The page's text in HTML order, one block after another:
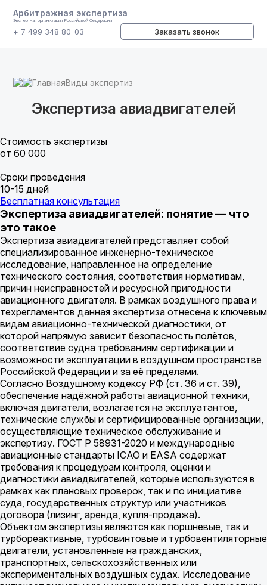
Арбитражная экспертиза
Экспертная организация Российской Федерации
+ 7 499 348 80-03 Заказать звонок
ГлавнаяВиды экспертиз
Экспертиза авиадвигателей
Стоимость экспертизы
от 60 000
Сроки проведения
10-15 дней
Бесплатная консультация
Экспертиза авиадвигателей: понятие — что
это такое
Экспертиза авиадвигателей представляет собой
специализированное инженерно-техническое
исследование, направленное на определение
технического состояния, соответствия нормативам,
причин неисправностей и ресурсной пригодности
авиационного двигателя. В рамках воздушного права и
техрегламентов данная экспертиза отнесена к ключевым
видам авиационно-технической диагностики, от
которой напрямую зависит безопасность полётов,
соответствие судна требованиям сертификации и
возможности эксплуатации в воздушном пространстве
Российской Федерации и за её пределами.
Согласно Воздушному кодексу РФ (ст. 36 и ст. 39),
обеспечение надёжной работы авиационной техники,
включая двигатели, возлагается на эксплуатантов,
технические службы и сертифицированные организации,
осуществляющие техническое обслуживание и
экспертизу. ГОСТ Р 58931-2020 и международные
авиационные стандарты ICAO и EASA содержат
требования к процедурам контроля, оценки и
диагностики авиадвигателей, которые используются в
рамках как плановых проверок, так и по инициативе
суда, государственных структур или участников
договора (лизинг, аренда, купля-продажа).
Объектом экспертизы являются как поршневые, так и
турбореактивные, турбовинтовые и турбовентиляторные
двигатели, установленные на гражданских,
транспортных, сельскохозяйственных или
экспериментальных воздушных судах. Исследование